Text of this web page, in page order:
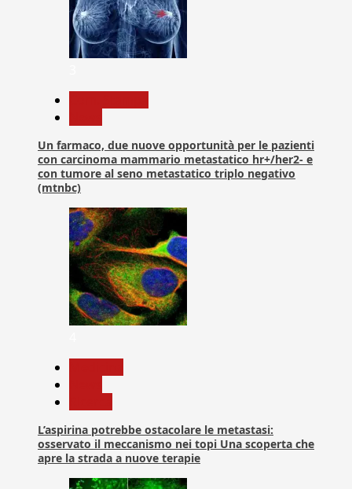
Un farmaco, due nuove opportunità per le pazienti
con carcinoma mammario metastatico hr+/her2- e
con tumore al seno metastatico triplo negativo
(mtnbc)
L’aspirina potrebbe ostacolare le metastasi:
osservato il meccanismo nei topi Una scoperta che
apre la strada a nuove terapie